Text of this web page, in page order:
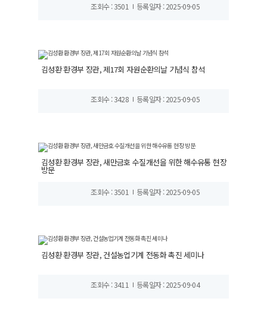
조회수 : 3501 등록일자 : 2025-09-05
김성환 환경부 장관, 제17회 자원순환의날 기념식 참석
조회수 : 3428 등록일자 : 2025-09-05
김성환 환경부 장관, 새만금호 수질개선을 위한 해수유통 현장
방문
조회수 : 3501 등록일자 : 2025-09-05
김성환 환경부 장관, 건설농업기계 전동화 촉진 세미나
조회수 : 3411 등록일자 : 2025-09-04